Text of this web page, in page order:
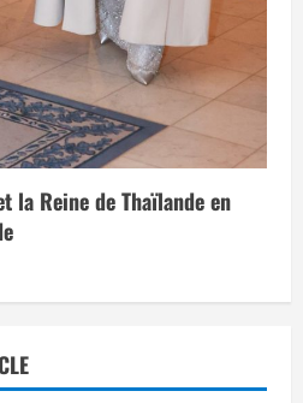
la Reine de Thaïlande en